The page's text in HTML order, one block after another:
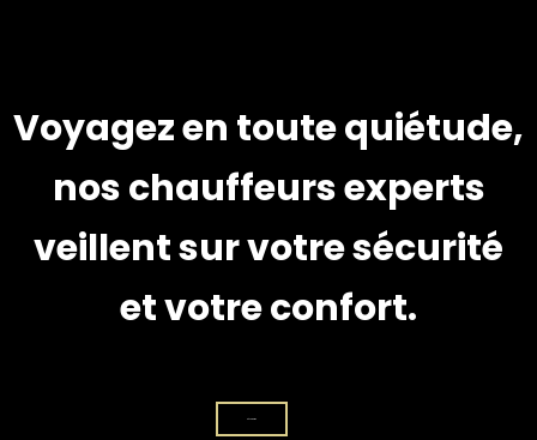
Voyagez en toute quiétude,
nos chauffeurs experts
veillent sur votre sécurité
et votre confort.